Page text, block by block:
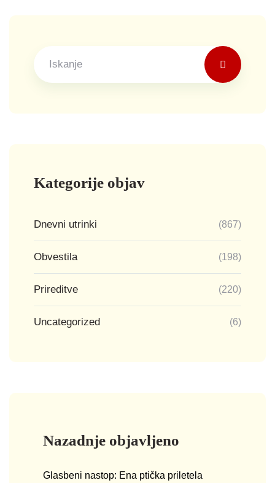
Kategorije objav
Dnevni utrinki (867)
Obvestila (198)
Prireditve (220)
Uncategorized (6)
Nazadnje objavljeno
Glasbeni nastop: Ena ptička priletela